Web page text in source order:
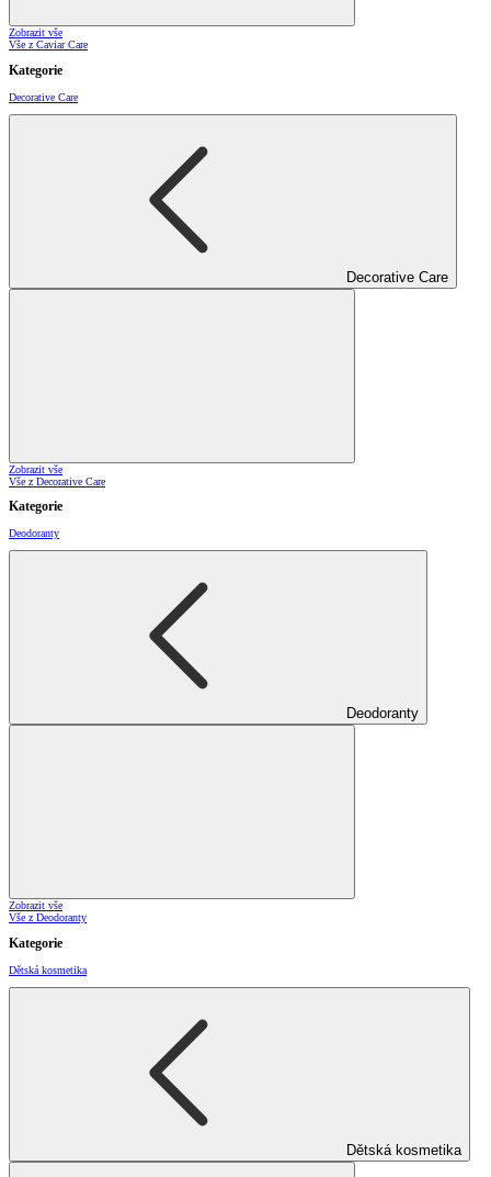
Zobrazit vše
Vše z Caviar Care
Kategorie
Decorative Care
Decorative Care
Zobrazit vše
Vše z Decorative Care
Kategorie
Deodoranty
Deodoranty
Zobrazit vše
Vše z Deodoranty
Kategorie
Dětská kosmetika
Dětská kosmetika